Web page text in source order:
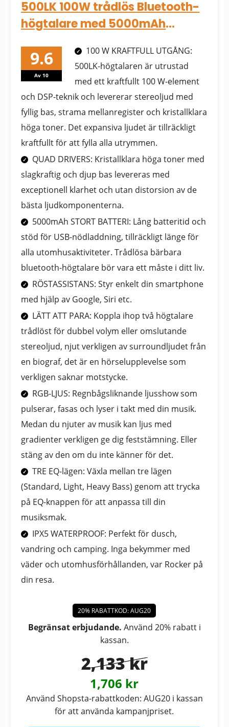
500LK 100W trådlös Bluetooth-
högtalare med 5000mAh
Av 10
100 W KRAFTFULL UTGÅNG:
500LK-högtalaren är utrustad
med ett kraftfullt 100 W-element
och DSP-teknik och levererar stereoljud med
fyllig bas, strama mellanregister och kristallklara
höga toner. Det expansiva ljudet är tillräckligt
kraftfullt för att fylla alla utrymmen.
QUAD DRIVERS: Kristallklara höga toner med
slagkraftig och djup bas levereras med
exceptionell klarhet och utan distorsion av de
bästa ljudkomponenterna.
5000mAh STORT BATTERI: Lång batteritid och
stöd för USB-nödladdning, tillräckligt länge för
alla utomhusaktiviteter. Trådlösa bärbara
bluetooth-högtalare bör vara ett måste i ditt liv.
RÖSTASSISTANS: Styr enkelt din smartphone
med hjälp av Google, Siri etc.
LÄTT ATT PARA: Koppla ihop två högtalare
trådlöst för dubbel volym eller omslutande
stereoljud, njut verkligen av surroundljudet från
en biograf, det är en hörselupplevelse som
verkligen saknar motstycke.
RGB-LJUS: Regnbågsliknande ljusshow som
pulserar, fasas och lyser i takt med din musik.
Medan du njuter av musik kan ljus med
gradienter verkligen ge dig feststämning. Eller
stäng av den om du inte känner för det.
TRE EQ-lägen: Växla mellan tre lägen
(Standard, Light, Heavy Bass) genom att trycka
på EQ-knappen för att anpassa till din
musiksmak.
IPX5 WATERPROOF: Perfekt för dusch,
vandring och camping. Inga bekymmer med
väder och utomhusförhållanden, var Rocker på
din resa.
20% RABATTKOD: AUG20
Begränsat erbjudande. Använd 20% rabatt i
kassan.
2,133 kr
1,706 kr
Använd Shopsta-rabattkoden: AUG20 i kassan
för att använda kampanjpriset.